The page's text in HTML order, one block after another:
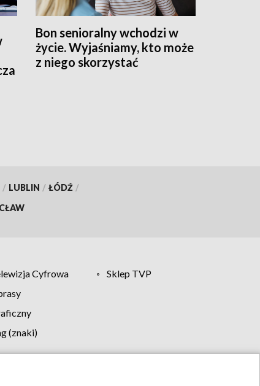
Bon senioralny wchodzi w
życie. Wyjaśniamy, kto może
z niego skorzystać
/ LUBLIN / ŁÓDŹ /
Cyfrowa
Sklep TVP
(znaki)